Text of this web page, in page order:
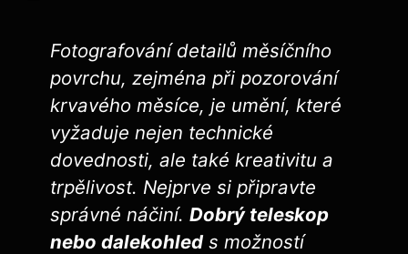
Fotografování‍ detailů měsíčního
povrchu, zejména při pozorování‍
krvavého měsíce, je umění, které
vyžaduje nejen technické⁤
dovednosti, ale také kreativitu a
⁤trpělivost. ⁢Nejprve si připravte
správné náčiní. Dobrý teleskop
nebo dalekohleds možností